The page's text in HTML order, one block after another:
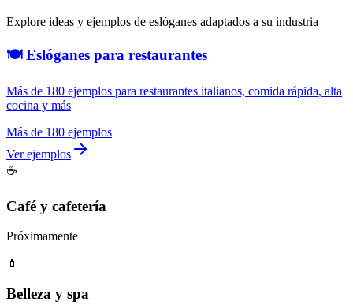
Explore ideas y ejemplos de eslóganes adaptados a su industria
🍽️ Eslóganes para restaurantes
Más de 180 ejemplos para restaurantes italianos, comida rápida, alta
cocina y más
Más de 180 ejemplos
Ver ejemplos
☕
Café y cafetería
Próximamente
💄
Belleza y spa